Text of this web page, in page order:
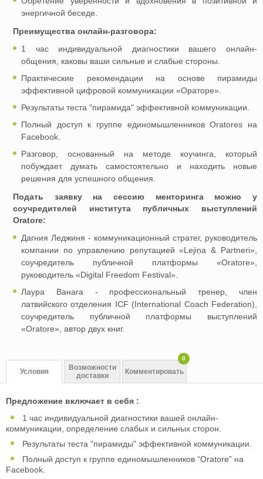
энергичной беседе.
Преимущества онлайн-разговора:
1 час индивидуальной диагностики вашего онлайн-
общения, каковы ваши сильные и слабые стороны.
Практические рекомендации на основе пирамиды
эффективной цифровой коммуникации «Ораторе».
Результаты теста "пирамида" эффективной коммуникации.
Полный доступ к группе единомышленников Oratores на
Facebook.
Разговор, основанный на методе коучинга, который
побуждает думать самостоятельно и находить новые
решения для успешного общения.
Подать заявку на сессию менторинга можно у
соучредителей института публичных выступлений
Oratore:
Дагния Леджиня - коммуникационный стратег, руководитель
компании по управлению репутацией «Lejiņa & Partneri»,
соучредитель публичной платформы «Oratore»,
руководитель «Digital Freedom Festival».
Лаура Ванага - профессиональный тренер, член
латвийского отделения ICF (International Coach Federation),
соучредитель публичной платформы выступлений
«Oratore», автор двух книг.
Условия
Возможности
доставки
Комментировать
0
Предложение включает в себя :
1 час индивидуальной диагностики вашей онлайн-
коммуникации, определение слабых и сильных сторон.
Результаты теста "пирамиды" эффективной коммуникации.
Полный доступ к группе единомышленников “Oratore” на
Facebook.